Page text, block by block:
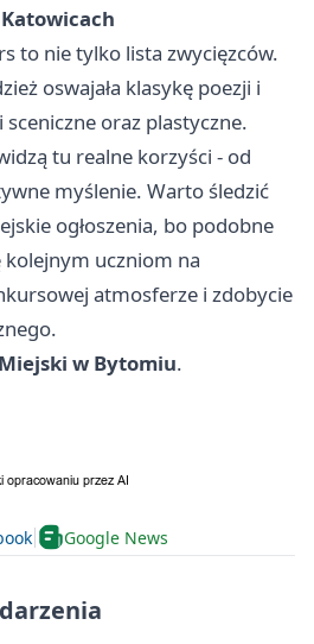
to nie tylko lista zwycięzców.
oswajała klasykę poezji i
oraz plastyczne.
tu realne korzyści - od
myślenie. Warto śledzić
ogłoszenia, bo podobne
kolejnym uczniom na
atmosferze i zdobycie
w Bytomiu.
Google News